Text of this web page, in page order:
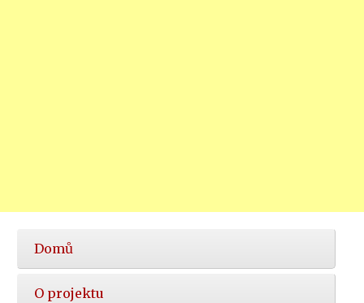
Hlavní
nabídka
Domů
O projektu